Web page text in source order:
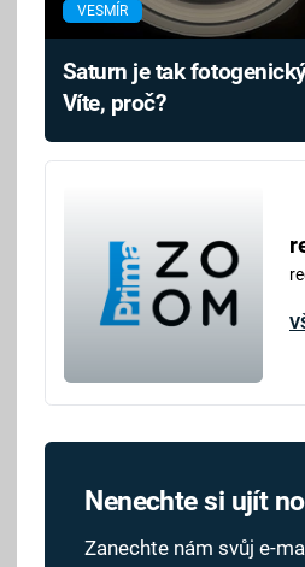
VESMÍR
Saturn je tak
Víte, proč?
Nenechte si ujít
Zanechte nám svůj e-